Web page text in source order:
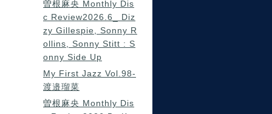
曽根麻央 Monthly Dis
c Review2026.6_ Diz
zy Gillespie, Sonny R
ollins, Sonny Stitt : S
onny Side Up
My First Jazz Vol.98-
渡邉瑠菜
曽根麻央 Monthly Dis